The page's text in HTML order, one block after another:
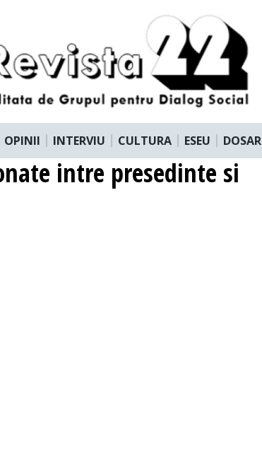
OPINII INTERVIU CULTURA ESEU DOSAR
intre presedinte si